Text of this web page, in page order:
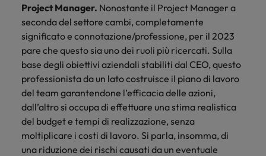
Project Manager. Nonostante il Project Manager a
seconda del settore cambi, completamente
significato e connotazione/professione, per il 2023
pare che questo sia uno dei ruoli più ricercati. Sulla
base degli obiettivi aziendali stabiliti dal CEO, questo
professionista da un lato costruisce il piano di lavoro
del team garantendone l’efficacia delle azioni,
dall’altro si occupa di effettuare una stima realistica
del budget e tempi di realizzazione, senza
moltiplicare i costi di lavoro. Si parla, insomma, di
una riduzione dei rischi causati da un eventuale